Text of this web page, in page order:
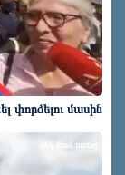
փորձելու մասին
մեկ ժամ առաջ